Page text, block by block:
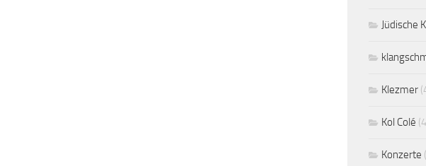
Jüdische
Klezmer
Kol Colé
Konzerte